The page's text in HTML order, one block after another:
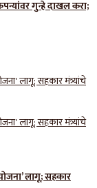
गुन्हे दाखल करा;
लागू; सहकार